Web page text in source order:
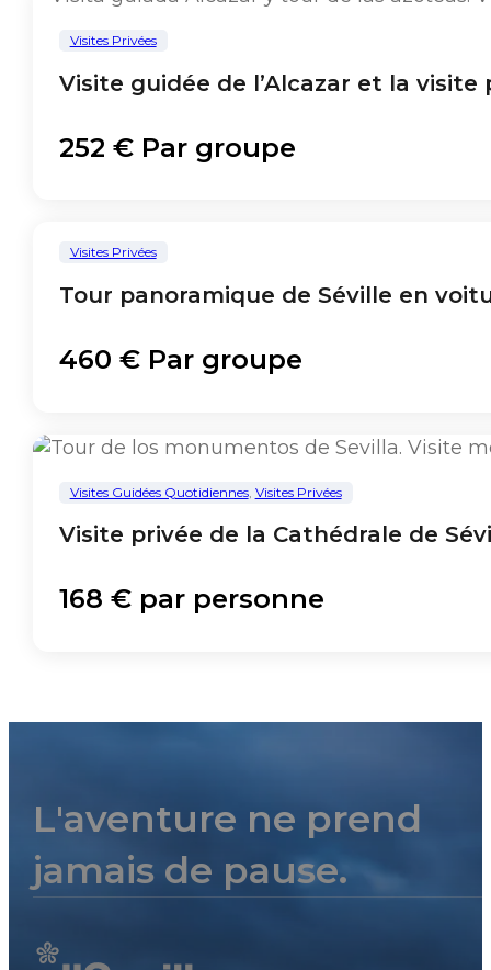
Visites Privées
Visite guidée de l’Alcazar et la
252 € Par groupe
Visites Privées
Tour panoramique de Séville en
460 € Par groupe
Visites Guidées Quotidiennes, Visites Privées
Visite privée de la Cathédrale de
168 € par personne
L'aventure ne prend
jamais de pause.